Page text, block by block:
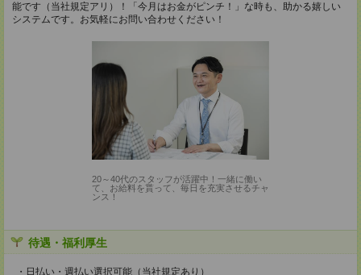
能です（当社規定アリ）！「今月はお金がピンチ！」な時も、助かる嬉しい
システムです。お気軽にお問い合わせください！
20～40代のスタッフが活躍中！一緒に働い
て、お給料を貰って、毎日を充実させるチャ
ンス！
待遇・福利厚生
・日払い・週払い選択可能（当社規定あり）